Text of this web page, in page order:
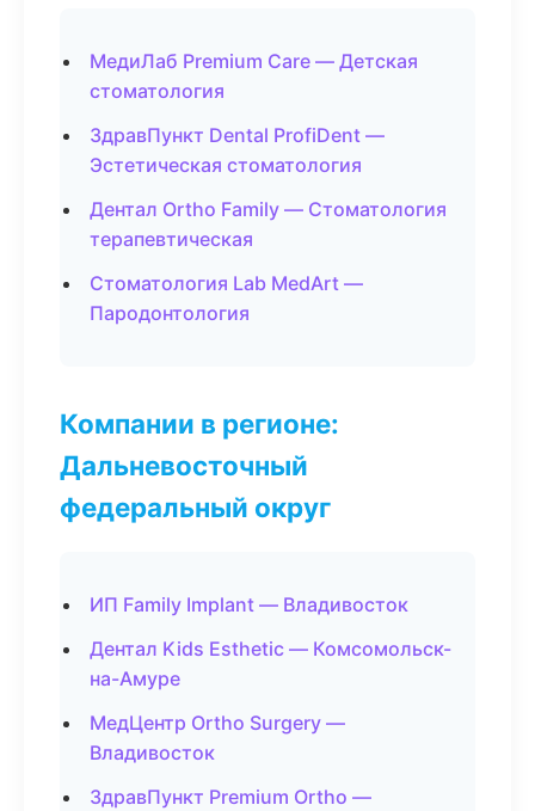
МедиЛаб Premium Care — Детская
стоматология
ЗдравПункт Dental ProfiDent —
Эстетическая стоматология
Дентал Ortho Family — Стоматология
терапевтическая
Стоматология Lab MedArt —
Пародонтология
Компании в регионе:
Дальневосточный
федеральный округ
ИП Family Implant — Владивосток
Дентал Kids Esthetic — Комсомольск-
на-Амуре
МедЦентр Ortho Surgery —
Владивосток
ЗдравПункт Premium Ortho —